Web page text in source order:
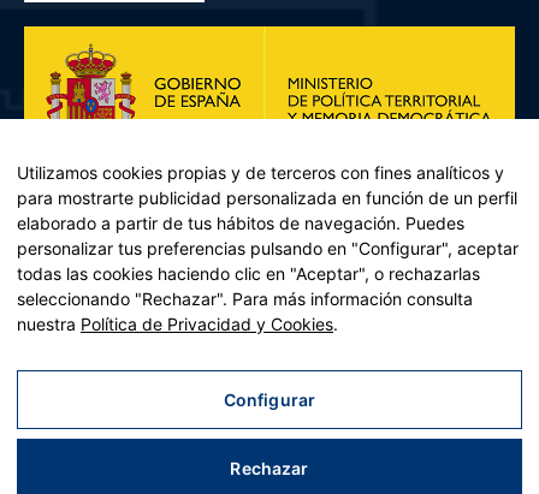
Plan de Recuperación, Transformación y Resiliencia – Financiado por
Recuperación y resiliencia, establecido por el Reglamento (UE)
2021/241 del Parlamento Europeo y del Consejo, de 12 de febrero
Utilizamos cookies propias y de terceros con fines analíticos y
para mostrarte publicidad personalizada en función de un perfil
elaborado a partir de tus hábitos de navegación. Puedes
personalizar tus preferencias pulsando en "Configurar", aceptar
todas las cookies haciendo clic en "Aceptar", o rechazarlas
seleccionando "Rechazar". Para más información consulta
nuestra Política de Privacidad y Cookies.
Configurar
Rechazar